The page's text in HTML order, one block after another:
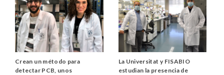
Crean un método para
detectar PCB, unos
La Universitat y FISABIO
estudian la presencia de